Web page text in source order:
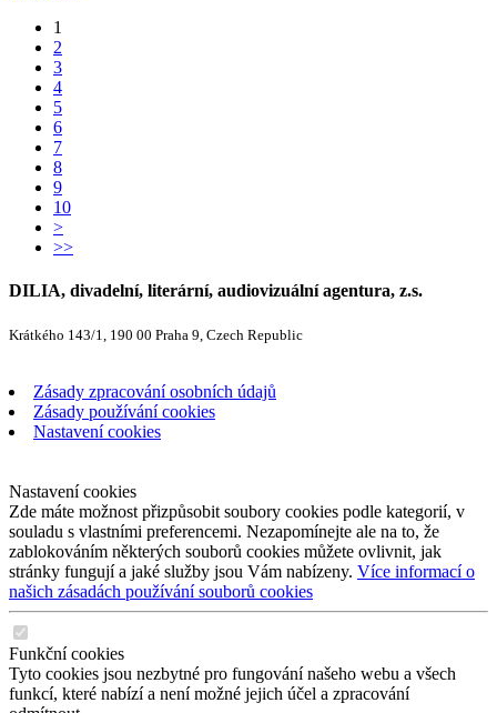
1
2
3
4
5
6
7
8
9
10
>
>>
DILIA, divadelní, literární, audiovizuální agentura, z.s.
Krátkého 143/1, 190 00 Praha 9, Czech Republic
Zásady zpracování osobních údajů
Zásady používání cookies
Nastavení cookies
Nastavení cookies
Zde máte možnost přizpůsobit soubory cookies podle kategorií, v
souladu s vlastními preferencemi. Nezapomínejte ale na to, že
zablokováním některých souborů cookies můžete ovlivnit, jak
stránky fungují a jaké služby jsou Vám nabízeny. Více informací o
našich zásadách používání souborů cookies
Funkční cookies
Tyto cookies jsou nezbytné pro fungování našeho webu a všech
funkcí, které nabízí a není možné jejich účel a zpracování